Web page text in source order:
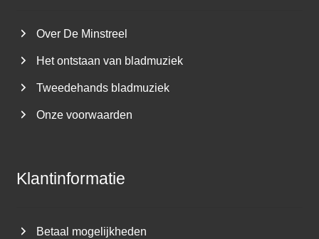
Over De Minstreel
Het ontstaan van bladmuziek
Tweedehands bladmuziek
Onze voorwaarden
Klantinformatie
Betaal mogelijkheden